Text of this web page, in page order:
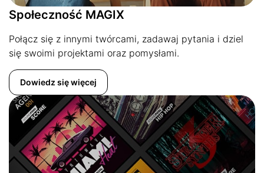
Społeczność MAGIX
Połącz się z innymi twórcami, zadawaj pytania i dziel
się swoimi projektami oraz pomysłami.
Dowiedz się więcej